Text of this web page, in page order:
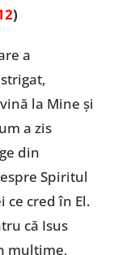
)
a
la Mine și
a zis
din
Spiritul
ce cred în El.
că Isus
mulțime,